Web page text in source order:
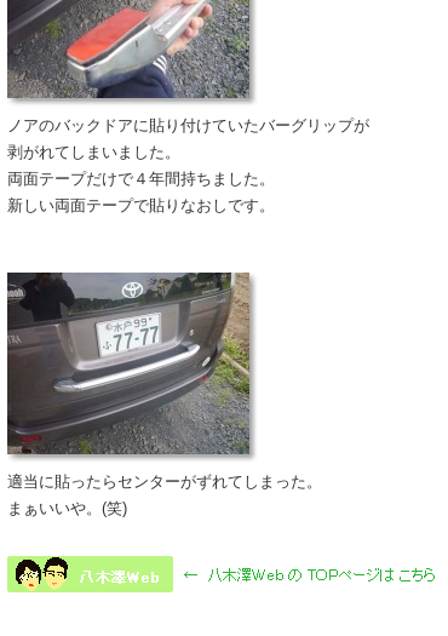
ノアのバックドアに貼り付けていたバーグリップが
剥がれてしまいました。
両面テープだけで４年間持ちました。
新しい両面テープで貼りなおしです。
適当に貼ったらセンターがずれてしまった。
まぁいいや。(笑)